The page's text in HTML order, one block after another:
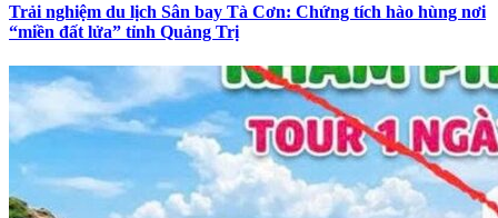
Trải nghiệm du lịch Sân bay Tà Cơn: Chứng tích hào hùng nơi
“miền đất lửa” tỉnh Quảng Trị